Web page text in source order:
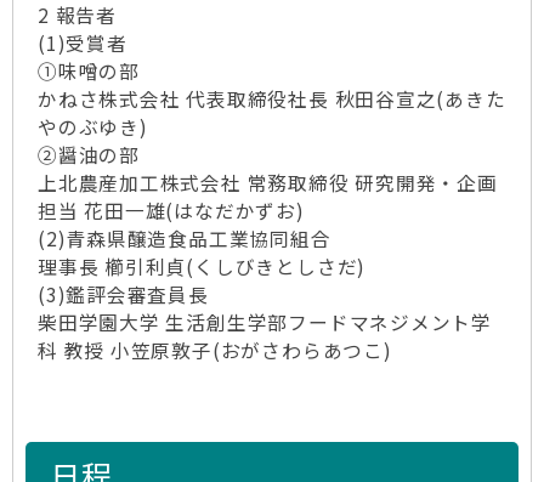
2 報告者
(1)受賞者
①味噌の部
かねさ株式会社 代表取締役社長 秋田谷宣之(あきた
やのぶゆき)
②醤油の部
上北農産加工株式会社 常務取締役 研究開発・企画
担当 花田一雄(はなだかずお)
(2)青森県醸造食品工業協同組合
理事長 櫛引利貞(くしびきとしさだ)
(3)鑑評会審査員長
柴田学園大学 生活創生学部フードマネジメント学
科 教授 小笠原敦子(おがさわらあつこ)